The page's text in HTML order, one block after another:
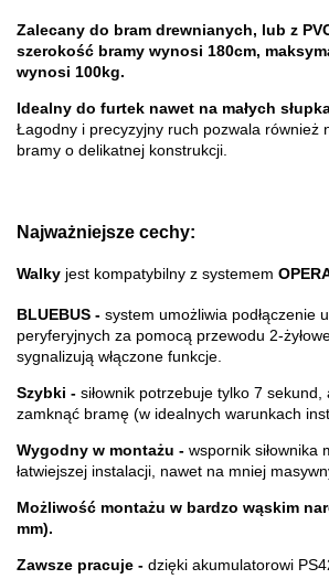
Zalecany do bram drewnianych, lub z
szerokość bramy wynosi 180cm,
wynosi 100kg.
Idealny do furtek nawet na małych
Łagodny i precyzyjny ruch pozwala również
bramy o delikatnej konstrukcji.
Najważniejsze cechy:
Walky jest kompatybilny z systemem
BLUEBUS - system umożliwia podłączenie
peryferyjnych za pomocą przewodu 2-
sygnalizują włączone funkcje.
Szybki - siłownik potrzebuje tylko 7
zamknąć bramę (w idealnych warunkach
Wygodny w montażu - wspornik siłownika
łatwiejszej instalacji, nawet na mniej
Możliwość montażu w bardzo wąskim
mm).
Zawsze pracuje - dzięki akumulatorowi